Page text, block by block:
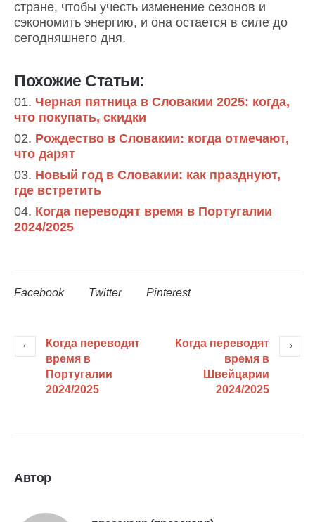
стране, чтобы учесть изменение сезонов и
сэкономить энергию, и она остается в силе до
сегодняшнего дня.
Похожие Статьи:
Черная пятница в Словакии 2025: когда,
что покупать, скидки
Рождество в Словакии: когда отмечают,
что дарят
Новый год в Словакии: как празднуют,
где встретить
Когда переводят время в Португалии
2024/2025
Facebook Twitter Pinterest
Когда переводят
время в
Португалии
2024/2025
Когда переводят
время в
Швейцарии
2024/2025
Автор